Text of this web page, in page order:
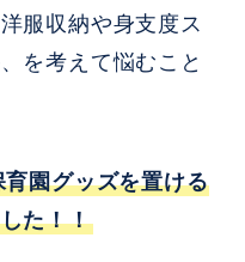
服収納や身支度ス
を考えて悩むこと
園グッズを置ける
た！！